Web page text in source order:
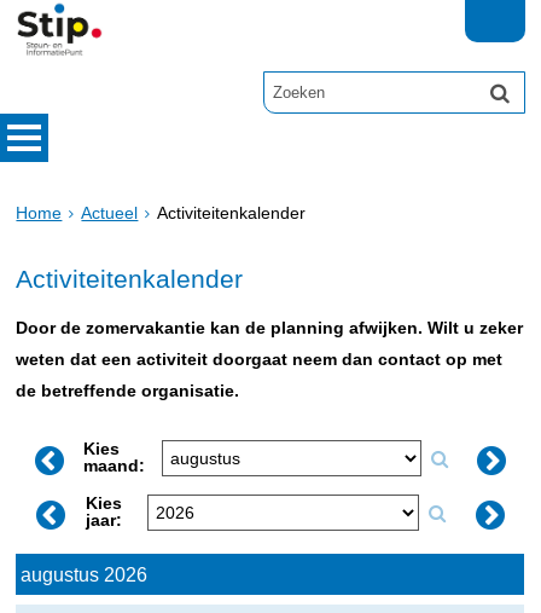
Home Actueel Activiteitenkalender
Activiteitenkalender
Door de zomervakantie kan de planning afwijken. Wilt u zeker
weten dat een activiteit doorgaat neem dan contact op met
de betreffende organisatie.
Kies
maand:
Kies
jaar:
augustus 2026